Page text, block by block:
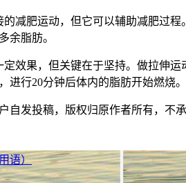
减肥运动，但它可以辅助减肥过
余脂肪。
效果，但关键在于坚持。做拉伸
行20分钟后体内的脂肪开始燃烧。
自发投稿，版权归原作者所有，不
语）